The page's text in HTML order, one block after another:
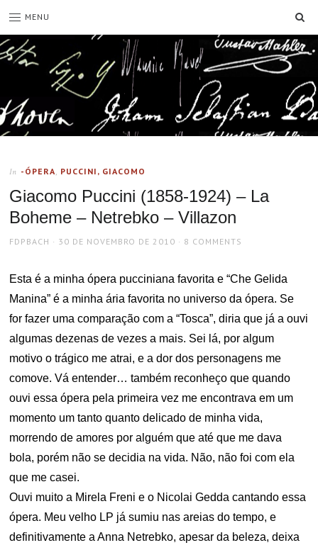
MENU
In -ÓPERA, PUCCINI, GIACOMO
Giacomo Puccini (1858-1924) – La
Boheme – Netrebko – Villazon
AUTHOR
FDPBACH
POSTED
30 DE NOVEMBRO DE 2010 8 COMMENTS
Esta é a minha ópera pucciniana favorita e “Che Gelida
Manina” é a minha ária favorita no universo da ópera. Se
for fazer uma comparação com a “Tosca”, diria que já a ouvi
algumas dezenas de vezes a mais. Sei lá, por algum
motivo o trágico me atrai, e a dor dos personagens me
comove. Vá entender… também reconheço que quando
ouvi essa ópera pela primeira vez me encontrava em um
momento um tanto quanto delicado de minha vida,
morrendo de amores por alguém que até que me dava
bola, porém não se decidia na vida. Não, não foi com ela
que me casei.
Ouvi muito a Mirela Freni e o Nicolai Gedda cantando essa
ópera. Meu velho LP já sumiu nas areias do tempo, e
definitivamente a Anna Netrebko, apesar da beleza, deixa